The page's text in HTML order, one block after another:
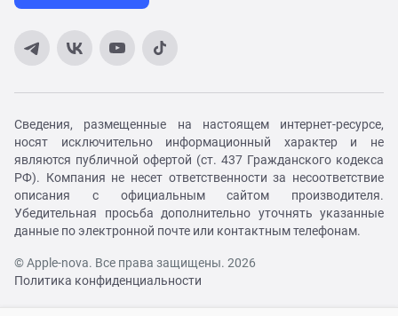
Сведения, размещенные на настоящем интернет-ресурсе,
носят исключительно информационный характер и не
являются публичной офертой (ст. 437 Гражданского кодекса
РФ). Компания не несет ответственности за несоответствие
описания с официальным сайтом производителя.
Убедительная просьба дополнительно уточнять указанные
данные по электронной почте или контактным телефонам.
© Apple-nova. Все права защищены. 2026
Политика конфиденциальности